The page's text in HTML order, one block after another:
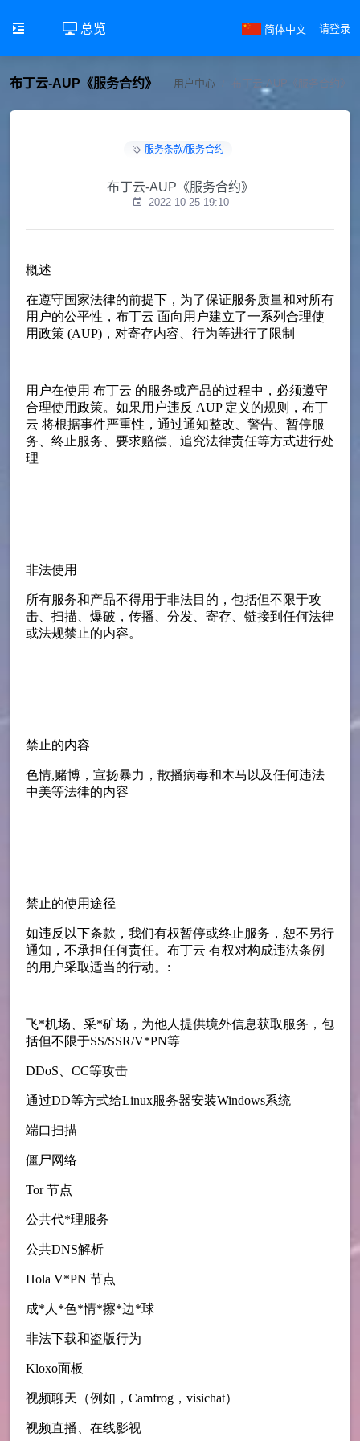
总览 简体中文 请登录
布丁云-AUP《服务合约》 用户中心 布丁云-AUP《服务合约》
服务条款/服务合约
布丁云-AUP《服务合约》
2022-10-25 19:10